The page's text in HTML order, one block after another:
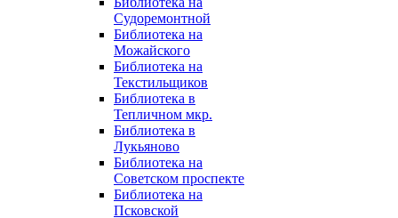
Судоремонтной
Библиотека на
Можайского
Библиотека на
Текстильщиков
Библиотека в
Тепличном мкр.
Библиотека в
Лукьяново
Библиотека на
Советском проспекте
Библиотека на
Псковской